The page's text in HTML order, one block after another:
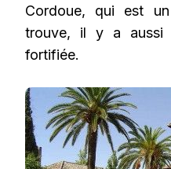
Cordoue, qui est
trouve, il y a aussi
fortifiée.